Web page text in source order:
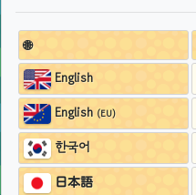
🌐
English
English (EU)
한국어
日本語